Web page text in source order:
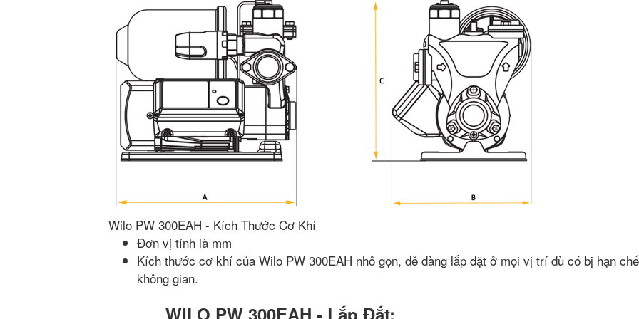
Wilo PW 300EAH - Kích Thước Cơ Khí
Đơn vị tính là mm
Kích thước cơ khí của Wilo PW 300EAH nhỏ gọn, dễ dàng lắp đặt ở mọi vị trí dù có bị hạn
không gian.
WILO PW 300EAH - Lắp Đắt: